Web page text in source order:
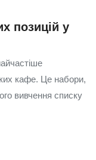
позицій у
кафе. Це набори,
вивчення списку